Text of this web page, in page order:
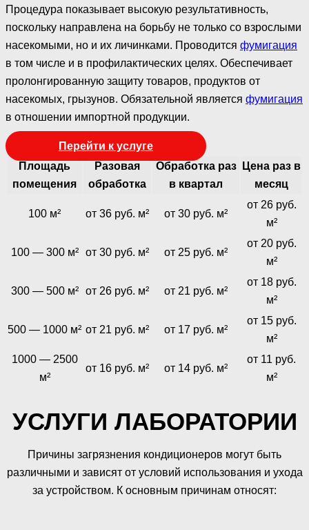
Процедура показывает высокую результативность,
поскольку направлена на борьбу не только со взрослыми
насекомыми, но и их личинками. Проводится фумигация
в том числе и в профилактических целях. Обеспечивает
пролонгированную защиту товаров, продуктов от
насекомых, грызунов. Обязательной является фумигация
в отношении импортной продукции.
Перейти к услуге
Площадь
помещения
Разовая
обработка
Обработка раз
в квартал
Цена раз в
месяц
100 м² от 36 руб. м² от 30 руб. м²
от 26 руб.
м²
100 — 300 м² от 30 руб. м² от 25 руб. м²
от 20 руб.
м²
300 — 500 м² от 26 руб. м² от 21 руб. м²
от 18 руб.
м²
500 — 1000 м² от 21 руб. м² от 17 руб. м²
от 15 руб.
м²
1000 — 2500
м²
от 16 руб. м² от 14 руб. м²
от 11 руб.
м²
УСЛУГИ ЛАБОРАТОРИИ
Причины загрязнения кондиционеров могут быть
различными и зависят от условий использования и ухода
за устройством. К основным причинам относят: